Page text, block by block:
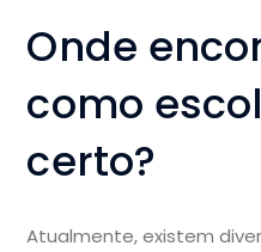
Onde
como
certo?
Atualmente, existem